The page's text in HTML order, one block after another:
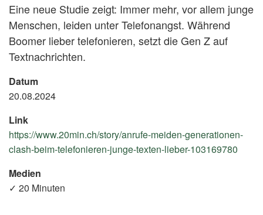
Eine neue Studie zeigt: Immer mehr, vor allem junge
Menschen, leiden unter Telefonangst. Während
Boomer lieber telefonieren, setzt die Gen Z auf
Textnachrichten.
Datum
20.08.2024
Link
https://www.20min.ch/story/anrufe-meiden-generationen-
clash-beim-telefonieren-junge-texten-lieber-103169780
Medien
✓ 20 Minuten